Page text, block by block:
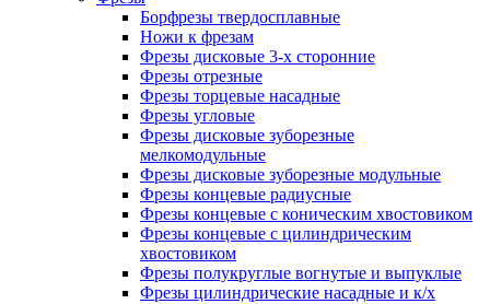
Борфрезы твердосплавные
Ножи к фрезам
Фрезы дисковые 3-х сторонние
Фрезы отрезные
Фрезы торцевые насадные
Фрезы угловые
Фрезы дисковые зуборезные
мелкомодульные
Фрезы дисковые зуборезные модульные
Фрезы концевые радиусные
Фрезы концевые с коническим хвостовиком
Фрезы концевые с цилиндрическим
хвостовиком
Фрезы полукруглые вогнутые и выпуклые
Фрезы цилиндрические насадные и к/х